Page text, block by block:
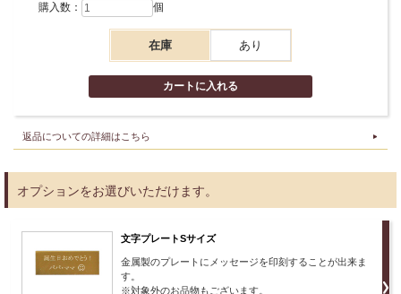
購入数： 個
在庫 あり
返品についての詳細はこちら
オプションをお選びいただけます。
文字プレートSサイズ
金属製のプレートにメッセージを印刻することが出来ま
す。
※対象外のお品物もございます。